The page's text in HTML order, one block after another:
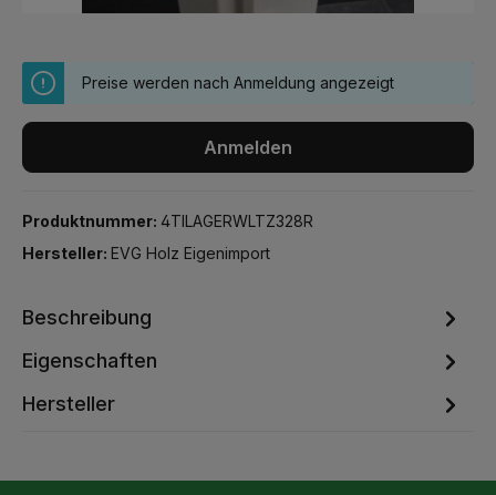
Preise werden nach Anmeldung angezeigt
Anmelden
Produktnummer: 4TILAGERWLTZ328R
Hersteller: EVG Holz Eigenimport
Beschreibung
Eigenschaften
Hersteller